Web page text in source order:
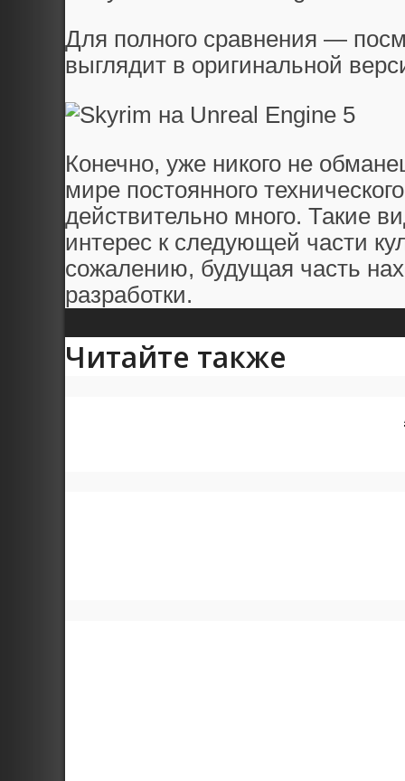
Для полного сравнения —
выглядит в оригинальной
Конечно, уже никого не
мире постоянного
действительно много. Такие
интерес к следующей части
сожалению, будущая часть
разработки.
Читайте также